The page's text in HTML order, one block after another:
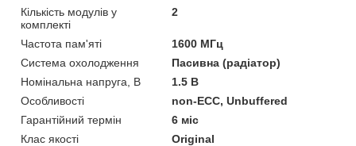
Кількість модулів у
комплекті
2
Частота пам'яті
1600 МГц
Система охолодження
Пасивна (радіатор)
Номінальна напруга, В
1.5 В
Особливості
non-ECC, Unbuffered
Гарантійний термін
6 міс
Клас якості
Original